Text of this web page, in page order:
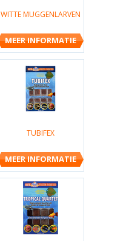
WITTE MUGGENLARVEN
MEER INFORMATIE
TUBIFEX
MEER INFORMATIE